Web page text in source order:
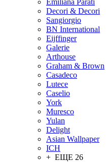
Emiliana Parati
Decori & Decori
Sangiorgio
BN International
Eijffinger
Galerie
Arthouse
Graham & Brown
Casadeco
Lutece
Caselio
York
Muresco
Yulan
Delight
Asian Wallpaper
ICH
+ ЕЩЕ 26